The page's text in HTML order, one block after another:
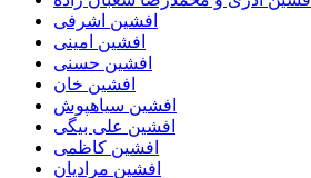
افشین اشرفی
افشین امینی
افشین حسنی
افشین خان
افشین سیاهپوش
افشین علی بیگی
افشین کاظمی
افشین مرادیان